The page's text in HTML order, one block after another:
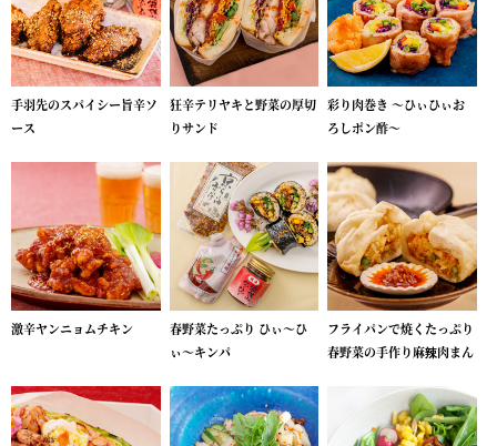
手羽先のスパイシー旨辛ソ
ース
狂辛テリヤキと野菜の厚切
りサンド
彩り肉巻き ～ひぃひぃお
ろしポン酢～
激辛ヤンニョムチキン
春野菜たっぷり ひぃ～ひ
ぃ～キンパ
フライパンで焼くたっぷり
春野菜の手作り麻辣肉まん